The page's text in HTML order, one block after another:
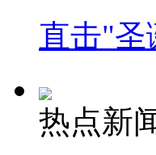
直击"圣
热点新